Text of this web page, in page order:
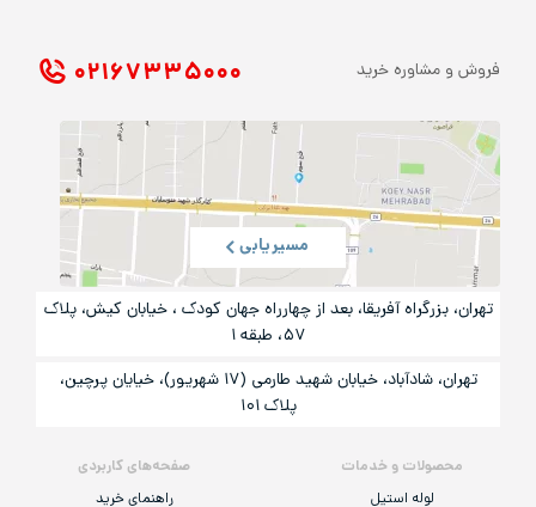
محصولات و خدمات
لوله استیل
صفحه‌های کاربردی
راهنمای خرید
فروش و مشاوره خرید ۰۲۱ ۶۷۳۳۵۰۰۰
مسیریابی
تهران، بزرگراه آفریقا، بعد از چهارراه جهان کودک ، خیابان کیش، پلاک
۵۷، طبقه ۱
تهران، شادآباد، خیابان شهید طارمی (۱۷ شهریور)، خیایان پرچین،
پلاک ۱۰۱